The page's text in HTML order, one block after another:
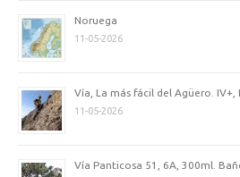
Noruega
11-05-2026
Vía, La más fácil del Agüero. IV+,
11-05-2026
Vía Panticosa 51, 6A, 300ml.